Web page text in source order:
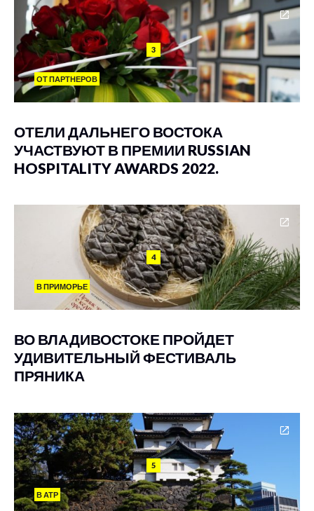
3
ОТ ПАРТНЕРОВ
ОТЕЛИ ДАЛЬНЕГО ВОСТОКА
УЧАСТВУЮТ В ПРЕМИИ RUSSIAN
HOSPITALITY AWARDS 2022.
4
В ПРИМОРЬЕ
ВО ВЛАДИВОСТОКЕ ПРОЙДЕТ
УДИВИТЕЛЬНЫЙ ФЕСТИВАЛЬ
ПРЯНИКА
5
В АТР